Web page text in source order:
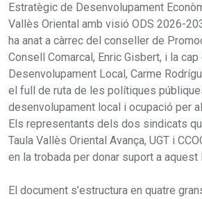
Estratègic de Desenvolupament
Vallès Oriental amb visió ODS 2026-
ha anat a càrrec del conseller de
Consell Comarcal, Enric Gisbert, i la cap
Desenvolupament Local, Carme
el full de ruta de les polítiques
desenvolupament local i ocupació per
Els representants dels dos sindicats
Taula Vallès Oriental Avança, UGT i
en la trobada per donar suport a aquest
El document s’estructura en quatre